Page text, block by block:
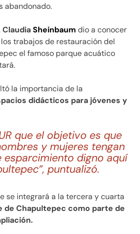
abandonado.
ClaudiaSheinbaumdio a conocer
trabajos de restauración del
el famoso parque acuático
la importancia de la
didácticos para jóvenes y
que el objetivo es que
y mujeres tengan
esparcimiento digno aquí
puntualizó.
se integrará a la tercera y cuarta
de Chapultepec como parte de